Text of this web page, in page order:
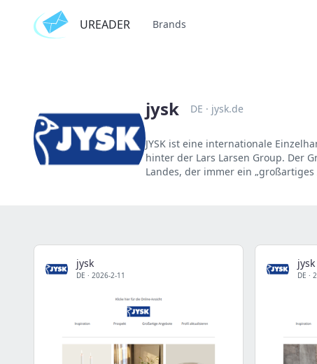
UREADER Brands
jysk DE · jysk.de
JYSK ist eine internationale
hinter der Lars Larsen Group. Der
Landes, der immer ein
jysk
DE · 2026-2-11
jysk
DE ·